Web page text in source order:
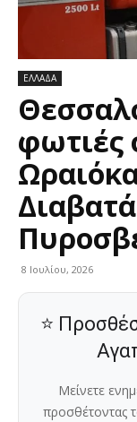
ΕΛΛΑΔΑ
φωτιές
8 Ιουλίου, 2026
⭐
Μείνετε
προσθέτοντας